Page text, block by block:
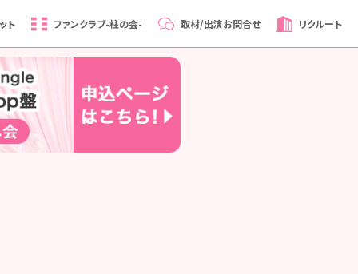
ト ファンクラブ-柱の会- 取材/出演お問合せ リクルート